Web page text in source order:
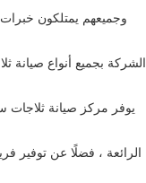
وجميعهم يمتلكون
الشركة بجميع أنواع صيانة
يوفر مركز صيانة ثلاجات
الرائعة ، فضلًا عن توفير